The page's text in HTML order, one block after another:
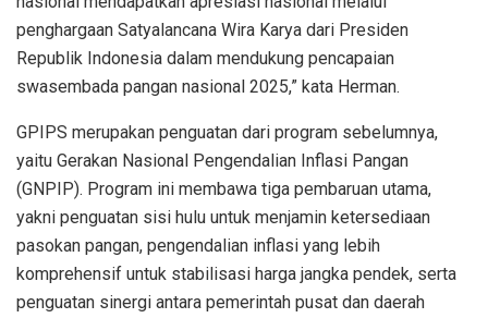
penghargaan Satyalancana Wira Karya dari Presiden
Republik Indonesia dalam mendukung pencapaian
swasembada pangan nasional 2025,” kata Herman.
GPIPS merupakan penguatan dari program sebelumnya,
yaitu Gerakan Nasional Pengendalian Inflasi Pangan
(GNPIP). Program ini membawa tiga pembaruan utama,
yakni penguatan sisi hulu untuk menjamin ketersediaan
pasokan pangan, pengendalian inflasi yang lebih
komprehensif untuk stabilisasi harga jangka pendek, serta
penguatan sinergi antara pemerintah pusat dan daerah